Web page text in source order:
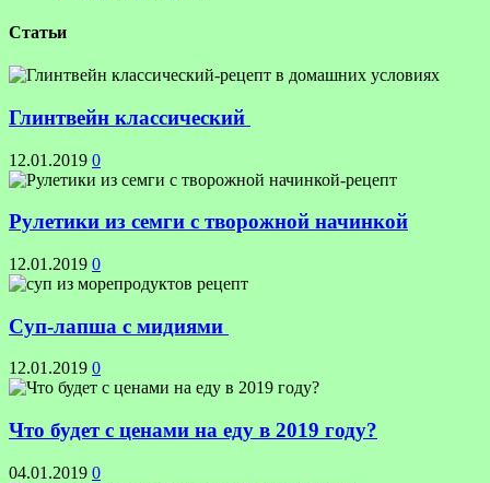
Статьи
Глинтвейн классический
12.01.2019 0
Рулетики из семги с творожной начинкой
12.01.2019 0
Суп-лапша с мидиями
12.01.2019 0
Что будет с ценами на еду в 2019 году?
04.01.2019 0